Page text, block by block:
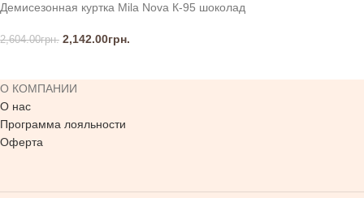
Демисезонная куртка Mila Nova К-95 шоколад
2,604.00грн. 2,142.00грн.
О КОМПАНИИ
О нас
Программа лояльности
Оферта